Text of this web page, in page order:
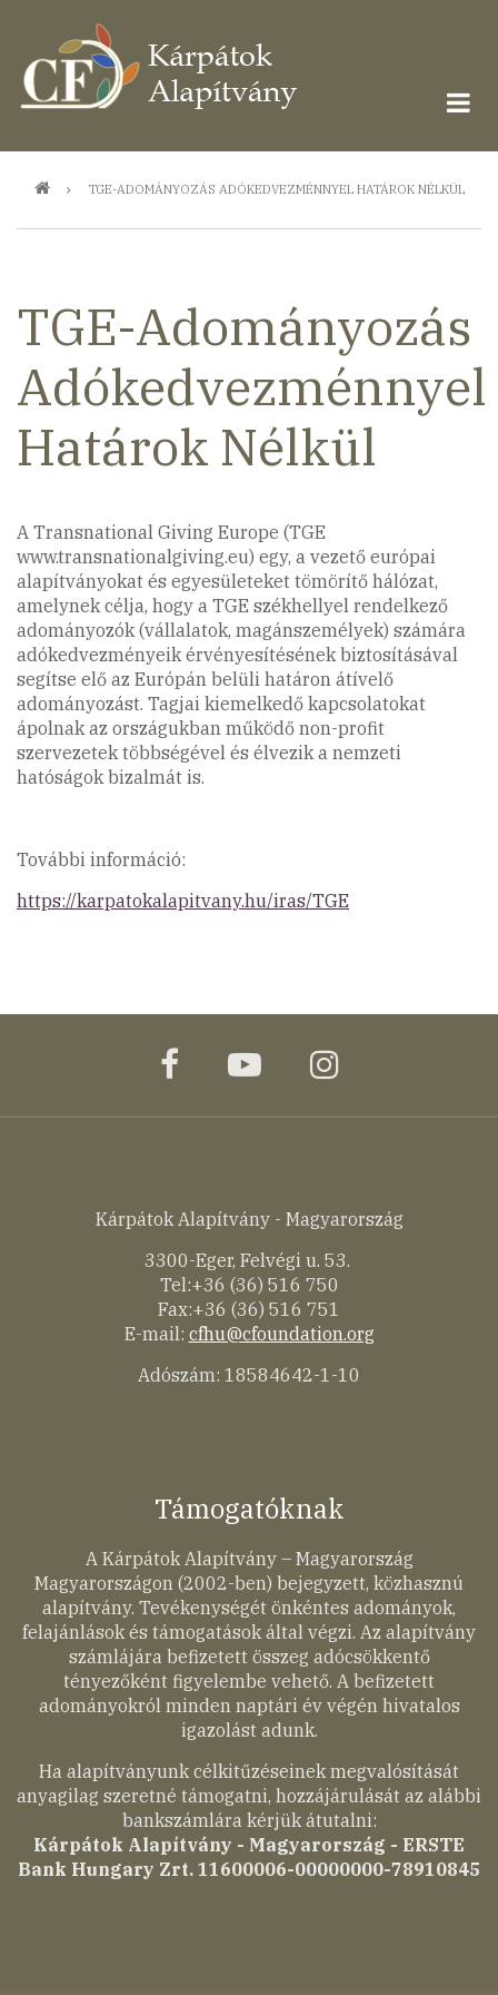
tartalomra
MorzsaTGE-ADOMÁNYOZÁS ADÓKEDVEZMÉNNYEL HATÁROK NÉLKÜL
TGE-Adományozás
Adókedvezménnyel
Határok Nélkül
A Transnational Giving Europe (TGE
www.transnationalgiving.eu) egy, a vezető európai
alapítványokat és egyesületeket tömörítő hálózat,
amelynek célja, hogy a TGE székhellyel rendelkező
adományozók (vállalatok, magánszemélyek) számára
adókedvezményeik érvényesítésének biztosításával
segítse elő az Európán belüli határon átívelő
adományozást. Tagjai kiemelkedő kapcsolatokat
ápolnak az országukban működő non-profit
szervezetek többségével és élvezik a nemzeti
hatóságok bizalmát is.
További információ:
https://karpatokalapitvany.hu/iras/TGE
facebookyoutubeinstagram
Kárpátok Alapítvány - Magyarország
3300-Eger, Felvégi u. 53.
Tel:+36 (36) 516 750
Fax:+36 (36) 516 751
E-mail: cfhu@cfoundation.org
Adószám: 18584642-1-10
Támogatóknak
A Kárpátok Alapítvány – Magyarország
Magyarországon (2002-ben) bejegyzett, közhasznú
alapítvány. Tevékenységét önkéntes adományok,
felajánlások és támogatások által végzi. Az alapítvány
számlájára befizetett összeg adócsökkentő
tényezőként figyelembe vehető. A befizetett
adományokról minden naptári év végén hivatalos
igazolást adunk.
Ha alapítványunk célkitűzéseinek megvalósítását
anyagilag szeretné támogatni, hozzájárulását az alábbi
bankszámlára kérjük átutalni:
Kárpátok Alapítvány - Magyarország - ERSTE
Bank Hungary Zrt. 11600006-00000000-78910845